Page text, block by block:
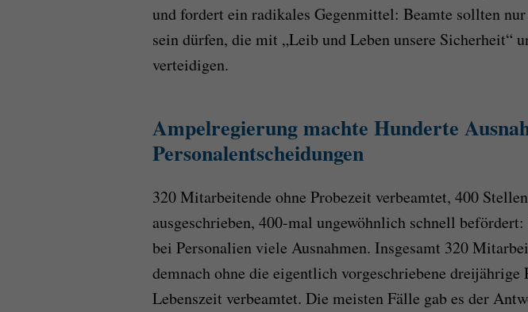
und fordert ein radikales Gegenmittel: Beamte sollten
sein dürfen, die mit „Leib und Leben unsere Sicherheit“
verteidigen.
Ampelregierung machte Hunderte
Personalentscheidungen
320 Mitarbeitende ohne Probezeit verbeamtet, 400
ausgeschrieben, 400-mal ungewöhnlich schnell
bei Personalien viele Ausnahmen. Insgesamt 320
demnach ohne die eigentlich vorgeschriebene dreijährige
Lebenszeit verbeamtet. Die meisten Fälle gab es der